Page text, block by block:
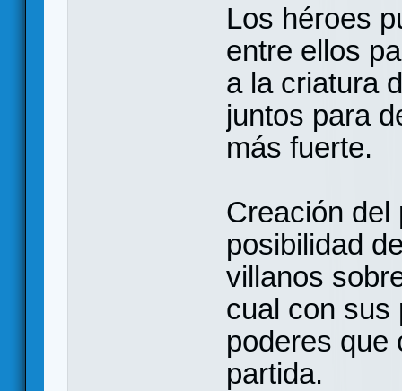
Los héroes
entre ellos
a la criatura
juntos para
más fuerte.
Creación del
posibilidad
villanos
cual con sus
poderes que
partida.